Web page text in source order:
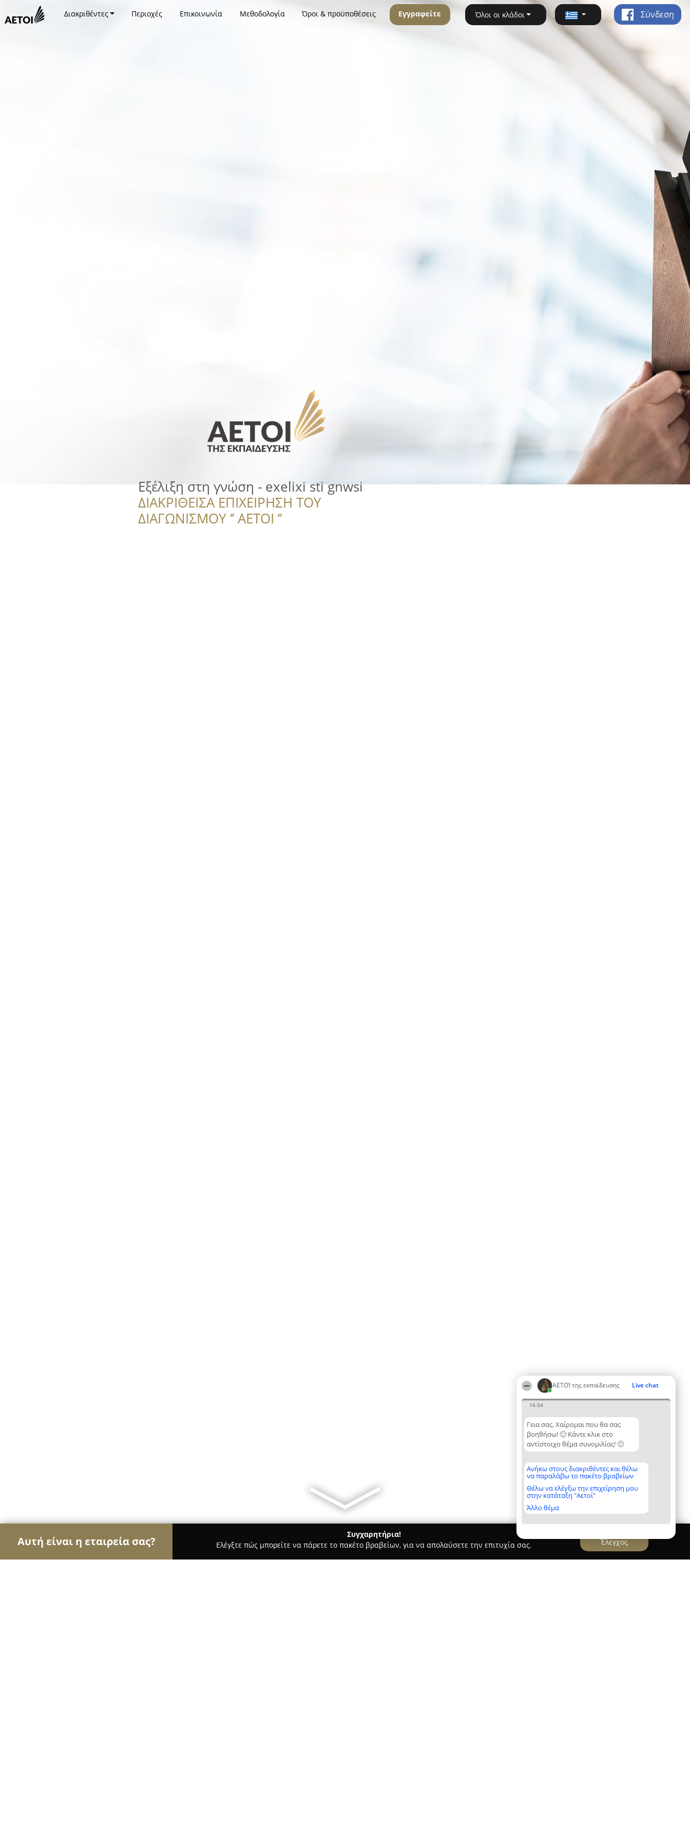
ΑΕΤΟΊ της εκπαίδευσης Live chat
16:34
Γεια σας. Χαίρομαι που θα σας
βοηθήσω! 🙂 Κάντε κλικ στο
αντίστοιχο θέμα συνομιλίας! 🙂
Ανήκω στους διακριθέντες και θέλω
να παραλάβω το πακέτο βραβείων
Θέλω να ελέγξω την επιχείρηση μου
στην κατάταξη "Αετοί"
Άλλο θέμα
Διακριθέντες Περιοχές Επικοινωνία Μεθοδολογία Όροι & προϋποθέσεις Εγγραφείτε Όλοι οι κλάδοι Σύνδεση
Εξέλιξη στη γνώση - exelixi sti gnwsi
ΔΙΑΚΡΙΘΕΙΣΑ ΕΠΙΧΕΙΡΗΣΗ ΤΟΥ
ΔΙΑΓΩΝΙΣΜΟΥ ‘’ ΑΕΤΟΙ ‘’
Αυτή είναι η εταιρεία σας?
Συγχαρητήρια!
Ελέγξτε πώς μπορείτε να πάρετε το πακέτο βραβείων, για να απολαύσετε την επιτυχία σας.
Έλεγχος